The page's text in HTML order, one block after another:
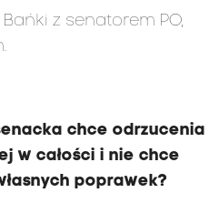
z senatorem PO,
chce odrzucenia
w całości i nie chce
poprawek?